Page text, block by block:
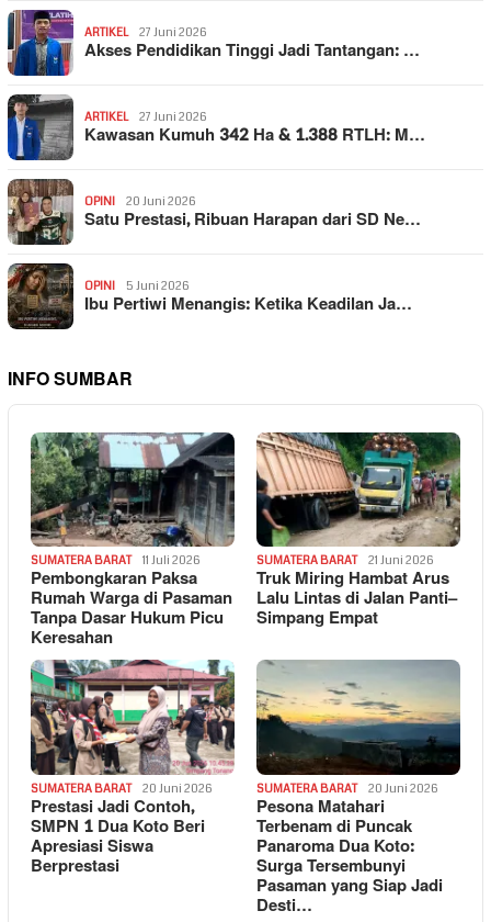
ARTIKEL 27 Juni 2026
Akses Pendidikan Tinggi Jadi Tantangan: …
ARTIKEL 27 Juni 2026
Kawasan Kumuh 342 Ha & 1.388 RTLH: M…
OPINI 20 Juni 2026
Satu Prestasi, Ribuan Harapan dari SD Ne…
OPINI 5 Juni 2026
Ibu Pertiwi Menangis: Ketika Keadilan Ja…
INFO SUMBAR
SUMATERA BARAT 11 Juli 2026
Pembongkaran Paksa
Rumah Warga di Pasaman
Tanpa Dasar Hukum Picu
Keresahan
SUMATERA BARAT 21 Juni 2026
Truk Miring Hambat Arus
Lalu Lintas di Jalan Panti–
Simpang Empat
SUMATERA BARAT 20 Juni 2026
Prestasi Jadi Contoh,
SMPN 1 Dua Koto Beri
Apresiasi Siswa
Berprestasi
SUMATERA BARAT 20 Juni 2026
Pesona Matahari
Terbenam di Puncak
Panaroma Dua Koto:
Surga Tersembunyi
Pasaman yang Siap Jadi
Desti…